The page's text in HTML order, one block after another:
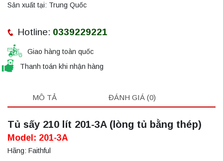
Sản xuất tại: Trung Quốc
Hotline: 0339229221
Giao hàng toàn quốc
Thanh toán khi nhận hàng
MÔ TẢ ĐÁNH GIÁ (0)
Tủ sấy 210 lít 201-3A (lòng tủ bằng thép)
Model: 201-3A
Hãng: Faithful